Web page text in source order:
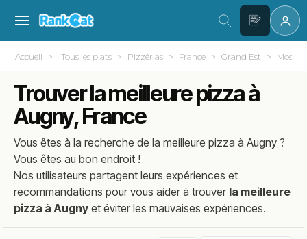
Accueil Tous les plats Pizzérias France Grand Est Moselle
Trouver la meilleure pizza à
Augny, France
Vous êtes à la recherche de la meilleurepizza àAugny ?
Vous êtes au bon endroit !
Nos utilisateurs partagent leurs expériences et
recommandations pour vous aider à trouver la meilleure
pizza à Augny et éviter les mauvaises expériences.